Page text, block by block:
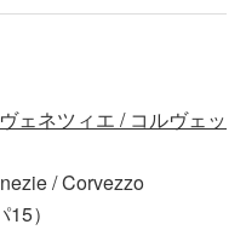
ェネツィエ / コルヴェッ
/ Corvezzo
）